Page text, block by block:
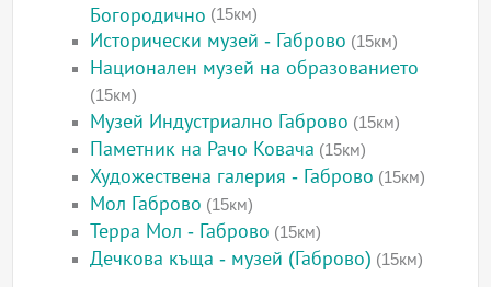
Богородично (15км)
Исторически музей - Габрово (15км)
Национален музей на образованието
(15км)
Музей Индустриално Габрово (15км)
Паметник на Рачо Ковача (15км)
Художествена галерия - Габрово (15км)
Мол Габрово (15км)
Терра Мол - Габрово (15км)
Дечкова къща - музей (Габрово) (15км)